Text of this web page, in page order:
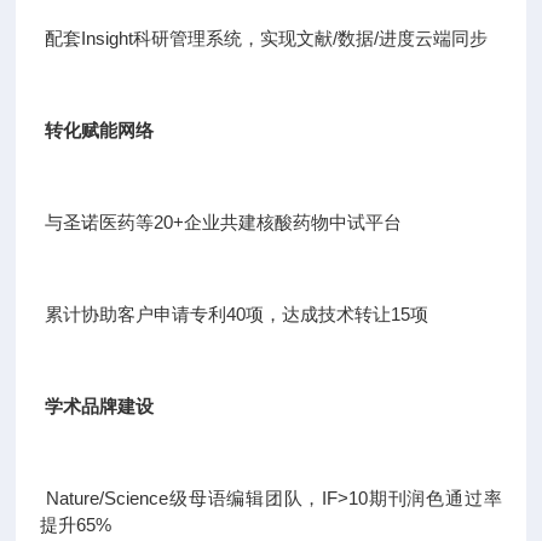
配套Insight科研管理系统，实现文献/数据/进度云端同步
转化赋能网络
与圣诺医药等20+企业共建核酸药物中试平台
累计协助客户申请专利40项，达成技术转让15项
学术品牌建设
Nature/Science级母语编辑团队，IF>10期刊润色通过率
提升65%